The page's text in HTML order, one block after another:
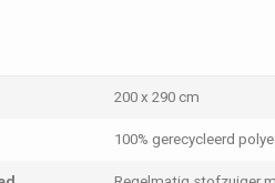
200 x 290 cm
100% gerecycleerd